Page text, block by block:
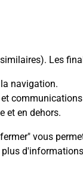
Les
navigation.
et en dehors.
vous